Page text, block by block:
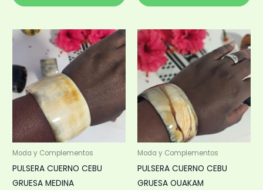
Moda y Complementos
PULSERA CUERNO CEBU
GRUESA MEDINA
Moda y Complementos
PULSERA CUERNO CEBU
GRUESA OUAKAM